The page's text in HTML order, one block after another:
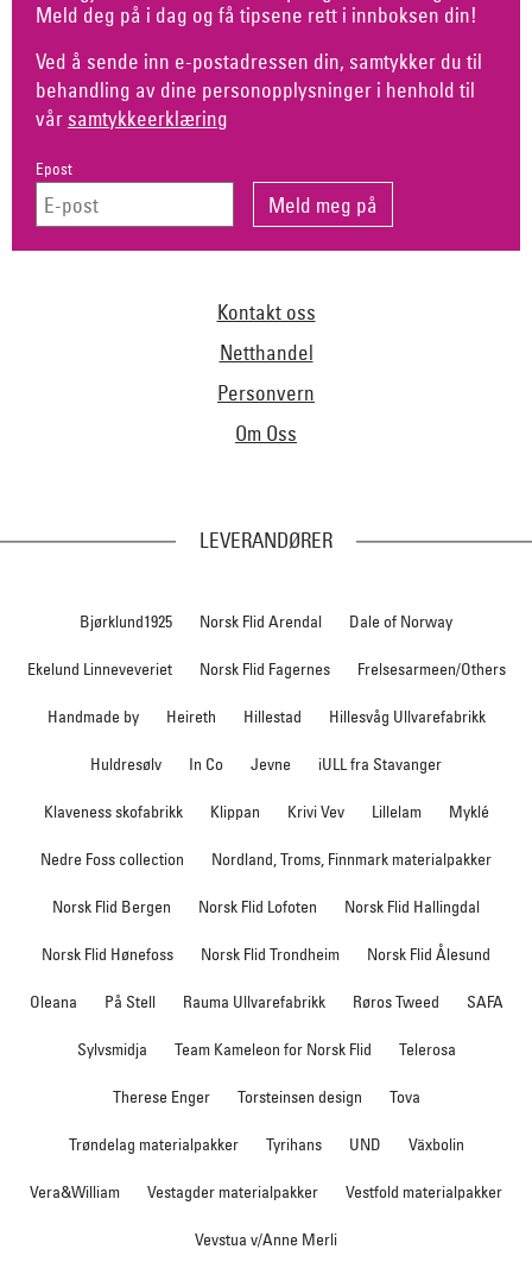
Meld deg på i dag og få tipsene rett i innboksen din!
Ved å sende inn e-postadressen din, samtykker du til
behandling av dine personopplysninger i henhold til
vår samtykkeerklæring
Epost
Kontakt oss
Netthandel
Personvern
Om Oss
LEVERANDØRER
Bjørklund1925 Norsk Flid Arendal Dale of Norway
Ekelund Linneveveriet Norsk Flid Fagernes Frelsesarmeen/Others
Handmade by Heireth Hillestad Hillesvåg Ullvarefabrikk
Huldresølv In Co Jevne iULL fra Stavanger
Klaveness skofabrikk Klippan Krivi Vev Lillelam Myklé
Nedre Foss collection Nordland, Troms, Finnmark materialpakker
Norsk Flid Bergen Norsk Flid Lofoten Norsk Flid Hallingdal
Norsk Flid Hønefoss Norsk Flid Trondheim Norsk Flid Ålesund
Oleana På Stell Rauma Ullvarefabrikk Røros Tweed SAFA
Sylvsmidja Team Kameleon for Norsk Flid Telerosa
Therese Enger Torsteinsen design Tova
Trøndelag materialpakker Tyrihans UND Växbolin
Vera&William Vestagder materialpakker Vestfold materialpakker
Vevstua v/Anne Merli